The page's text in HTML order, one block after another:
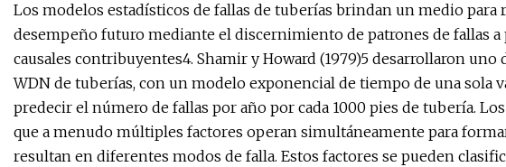
Los modelos estadísticos de fallas de tuberías brindan un medio
desempeño futuro mediante el discernimiento de patrones de fallas
causales contribuyentes4. Shamir y Howard (1979)5 desarrollaron
WDN de tuberías, con un modelo exponencial de tiempo de una sola
predecir el número de fallas por año por cada 1000 pies de tubería.
que a menudo múltiples factores operan simultáneamente para
resultan en diferentes modos de falla. Estos factores se pueden